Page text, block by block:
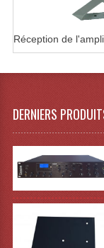
Réception de
DERNIERS